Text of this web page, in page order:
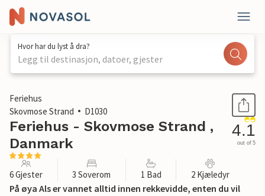
Hvor har du lyst å dra?
Legg til destinasjon, datoer, gjester
1 / 17
Feriehus
Skovmose Strand
D1030
Feriehus - Skovmose Strand ,
Danmark
4.1
out of 5
6 Gjester 3 Soverom 1 Bad 2 Kjæledyr
På øya Als er vannet alltid innen rekkevidde, enten du vil